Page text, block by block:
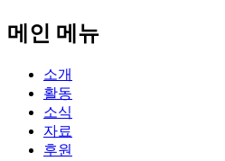
메인 메뉴
소개
활동
소식
자료
후원